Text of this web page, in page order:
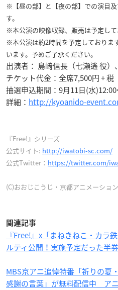
※【昼の部】と【夜の部】での演目
す。
※本公演の映像収録、販売は予定して
※本公演は約2時間を予定しておりま
います。予めご了承ください。
出演者： 島﨑信長（七瀬遙 役）
チケット代金：全席7,500円 + 税
抽選申込期間：9月11日(水
詳細： http://kyoanido-
『Free!』シリーズ
公式サイト: http://iwatobi-sc.com/
公式Twitter： https://twitter.com/
(C)おおじこうじ・京都アニメーショ
関連記事
『Free!』x「まねきねこ・カラ
ルティ公開！実施予定だった半
MBS京アニ追悼特番「祈りの夏
感謝の言葉」が無料配信中 ア